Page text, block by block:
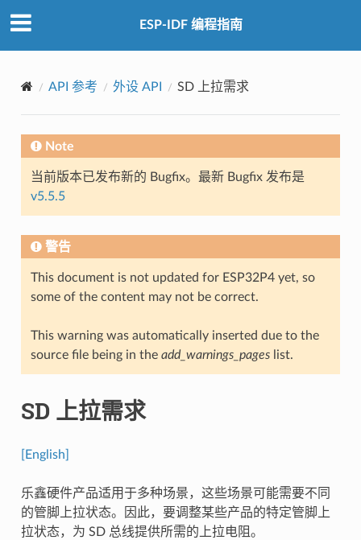
ESP-IDF 编程指南
API 参考 外设 API SD 上拉需求
Note
当前版本已发布新的 Bugfix。最新 Bugfix 发布是
v5.5.5
警告
This document is not updated for ESP32P4 yet, so
some of the content may not be correct.
This warning was automatically inserted due to the
source file being in the add_warnings_pageslist.
SD 上拉需求
[English]
乐鑫硬件产品适用于多种场景，这些场景可能需要不同
的管脚上拉状态。因此，要调整某些产品的特定管脚上
拉状态，为 SD 总线提供所需的上拉电阻。